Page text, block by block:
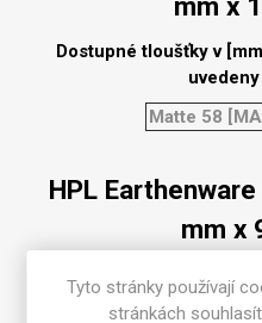
Dostupné tloušťky v
Matte 58
HPL
mm x
Dostupné tloušťky v
Tyto stránky používají
stránkách